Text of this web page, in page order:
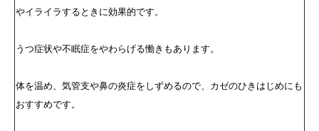
やイライラするときに効果的です。
うつ症状や不眠症をやわらげる慟きもあります。
体を温め、気管支や鼻の炎症をしずめるので、カゼのひきはじめにも
おすすめです。